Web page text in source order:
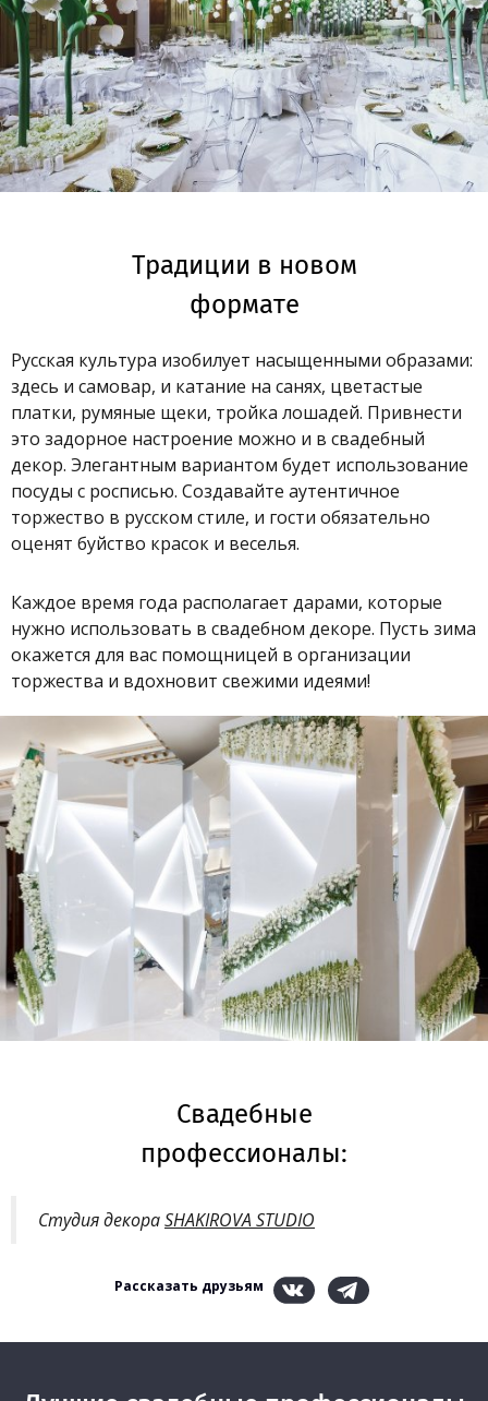
Традиции в новом
формате
Русская культура изобилует насыщенными образами:
здесь и самовар, и катание на санях, цветастые
платки, румяные щеки, тройка лошадей. Привнести
это задорное настроение можно и в свадебный
декор. Элегантным вариантом будет использование
посуды с росписью. Создавайте аутентичное
торжество в русском стиле, и гости обязательно
оценят буйство красок и веселья.
Каждое время года располагает дарами, которые
нужно использовать в свадебном декоре. Пусть зима
окажется для вас помощницей в организации
торжества и вдохновит свежими идеями!
Свадебные
профессионалы:
Студия декораSHAKIROVA STUDIO
Рассказать друзьям